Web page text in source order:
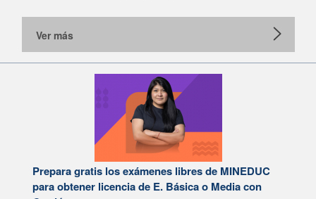
Ver más
Prepara gratis los exámenes libres de MINEDUC
para obtener licencia de E. Básica o Media con